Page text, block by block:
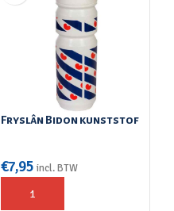
Fryslân Bidon kunststof
€7,95 incl. BTW